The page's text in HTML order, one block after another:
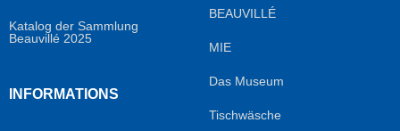
Katalog der Sammlung
Beauvillé 2025
INFORMATIONS
BEAUVILLÉ
MIE
Das Museum
Tischwäsche